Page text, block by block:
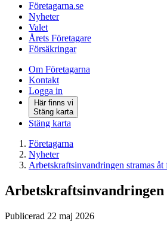
Företagarna.se
Nyheter
Valet
Årets Företagare
Försäkringar
Om Företagarna
Kontakt
Logga in
Här finns vi
Stäng karta
Stäng karta
Företagarna
Nyheter
Arbetskraftsinvandringen stramas
Publicerad 22 maj 2026